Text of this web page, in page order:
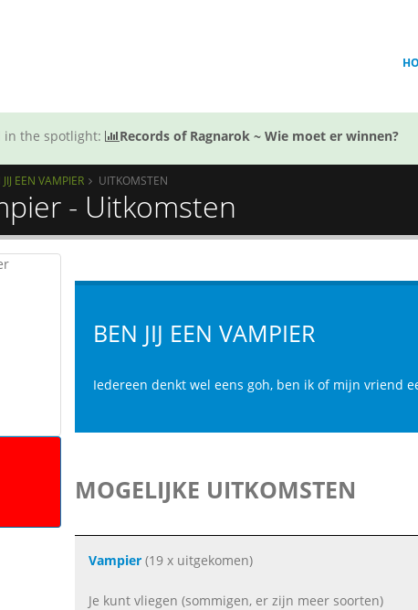
in the spotlight: Records of Ragnarok ~ Wie moet er winnen?
EEN VAMPIER UITKOMSTEN
- Uitkomsten
BEN JIJ EEN VAMPIER
Iedereen denkt wel eens goh, ben ik of mijn vriend
MOGELIJKE UITKOMSTEN
Vampier(19 x uitgekomen)
Je kunt vliegen (sommigen, er zijn meer soorten)